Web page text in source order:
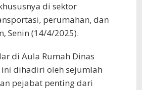
di sektor
perumahan, dan
Senin (14/4/2025).
di Aula Rumah Dinas
dihadiri oleh sejumlah
pejabat penting dari